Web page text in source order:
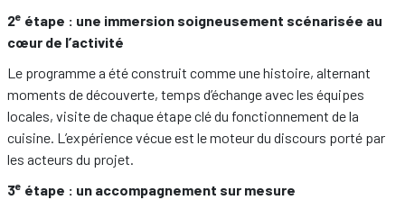
2e étape : une immersion soigneusement scénarisée au
cœur de l’activité
Le programme a été construit comme une histoire, alternant
moments de découverte, temps d’échange avec les équipes
locales, visite de chaque étape clé du fonctionnement de la
cuisine. L’expérience vécue est le moteur du discours porté par
les acteurs du projet.
3e étape : un accompagnement sur mesure